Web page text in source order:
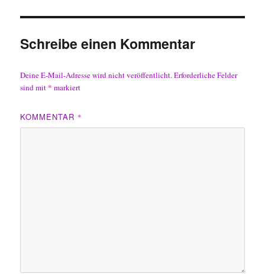
Schreibe einen Kommentar
Deine E-Mail-Adresse wird nicht veröffentlicht.Erforderliche Felder
sind mit * markiert
KOMMENTAR *